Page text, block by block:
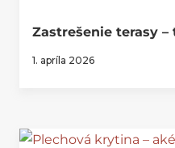
Zastrešenie terasy
1. apríla 2026